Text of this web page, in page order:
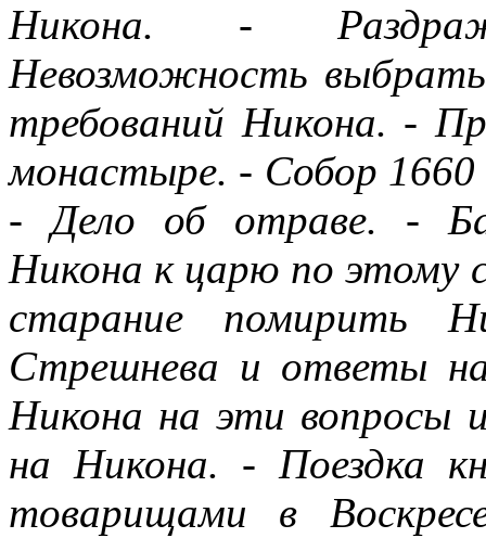
Никона. -
Невозможность выбрать
требований Никона. -
монастыре. - Собор 1660
- Дело об отраве. -
Никона к царю по этому
старание помирить
Стрешнева и ответы
Никона на эти вопросы
на Никона. - Поездка
товарищами в